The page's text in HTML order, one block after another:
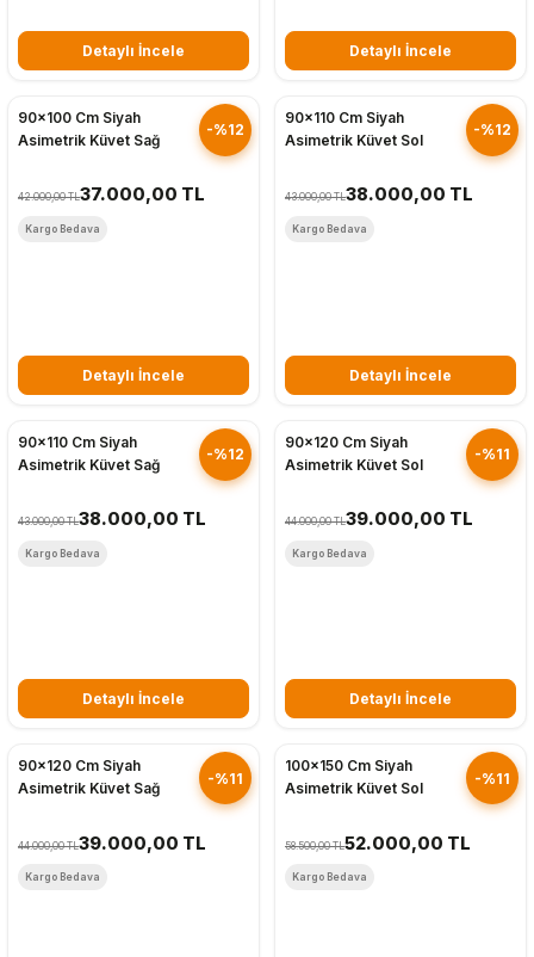
Detaylı İncele Detaylı İncele
-%12
90x100 Cm Siyah
Asimetrik Küvet Sağ
42.000,00 TL37.000,00 TL
Kargo Bedava
Detaylı İncele
-%12
90x110 Cm Siyah
Asimetrik Küvet Sol
43.000,00 TL38.000,00 TL
Kargo Bedava
Detaylı İncele
-%12
90x110 Cm Siyah
Asimetrik Küvet Sağ
43.000,00 TL38.000,00 TL
Kargo Bedava
Detaylı İncele
-%11
90x120 Cm Siyah
Asimetrik Küvet Sol
44.000,00 TL39.000,00 TL
Kargo Bedava
Detaylı İncele
-%11
90x120 Cm Siyah
Asimetrik Küvet Sağ
44.000,00 TL39.000,00 TL
Kargo Bedava
-%11
100x150 Cm Siyah
Asimetrik Küvet Sol
58.500,00 TL52.000,00 TL
Kargo Bedava